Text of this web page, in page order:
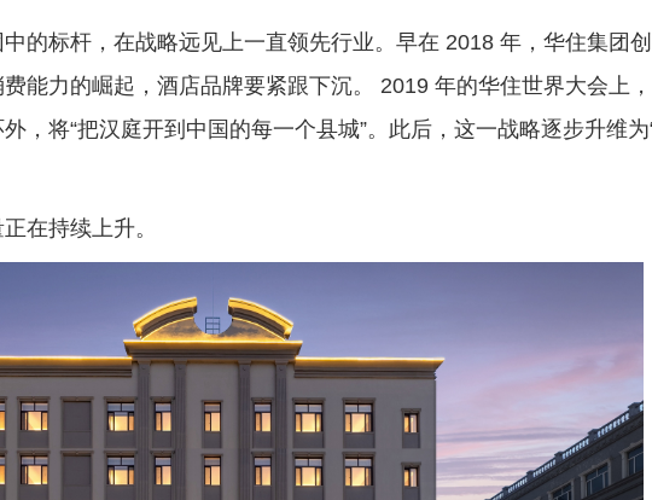
标杆，在战略远见上一直领先行业。早在 2018 年，华住集团
能力的崛起，酒店品牌要紧跟下沉。 2019 年的华住世界大会上
，将“把汉庭开到中国的每一个县城”。此后，这一战略逐步升维为
在持续上升。